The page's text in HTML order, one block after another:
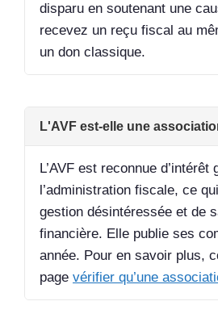
disparu en soutenant une
recevez un reçu fiscal au
un don classique.
L'AVF est-elle une
L’AVF est reconnue d’intérêt
l’administration fiscale, ce
gestion désintéressée et de
financière. Elle publie ses
année. Pour en savoir plus,
page vérifier qu’une